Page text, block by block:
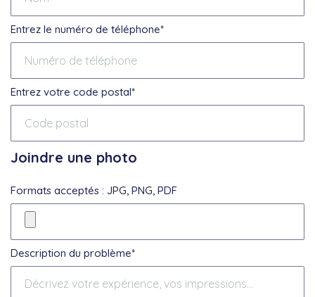
Entrez le numéro de téléphone*
Entrez votre code postal*
Joindre une photo
Formats acceptés : JPG, PNG, PDF
Description du problème*